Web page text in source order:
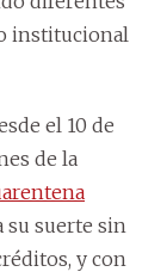
institucional
el 10 de
de la
su suerte sin
y con